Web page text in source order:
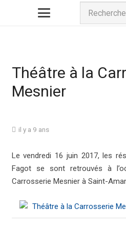
Théâtre à la
Mesnier
il y a 9 ans
Le vendredi 16 juin 2017, les
Fagot se sont retrouvés à
Carrosserie Mesnier à Saint-